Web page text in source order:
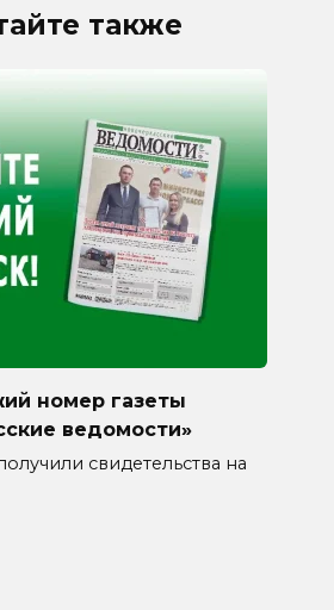
также
номер газеты
ведомости»
свидетельства на